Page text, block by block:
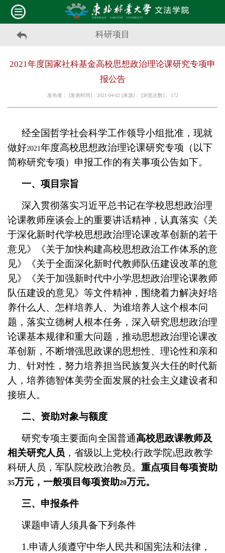
科研项目
2021年度国家社科基金高校思想政治理论课研究专项申
报公告
发布者： [发表时间]：2021-04-02 [来源]： [浏览次数]： 172
经全国哲学社会科学工作领导小组批准，现就
做好2021年度高校思想政治理论课研究专项（以下
简称研究专项）申报工作的有关事项公告如下。
一、项目宗旨
深入贯彻落实习近平总书记在学校思想政治理
论课教师座谈会上的重要讲话精神，认真落实《关
于深化新时代学校思想政治理论课改革创新的若干
意见》《关于加快构建高校思想政治工作体系的意
见》《关于全面深化新时代教师队伍建设改革的意
见》《关于加强新时代中小学思想政治理论课教师
队伍建设的意见》等文件精神，围绕着力解决好培
养什么人、怎样培养人、为谁培养人这个根本问
题，落实立德树人根本任务，深入研究思想政治理
论课基本规律和重大问题，推动思想政治理论课改
革创新，不断增强思政课的思想性、理论性和亲和
力、针对性，努力培养担当民族复兴大任的时代新
人，培养德智体美劳全面发展的社会主义建设者和
接班人。
二、资助对象与额度
研究专项主要面向全国普通高校思政课教师及
相关研究人员 ，省级以上党校(行政学院)思政教学
科研人员，军队院校政治教员。 重点项目每项资助
35万元，一般项目每项资助20万元。
三、申报条件
课题申请人须具备下列条件
1.申请人须遵守中华人民共和国宪法和法律，